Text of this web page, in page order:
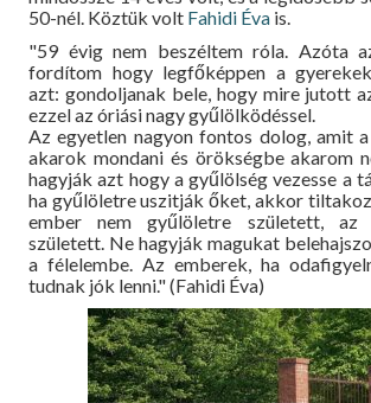
50-nél. Köztük volt Fahidi Éva is.
"59 évig nem beszéltem róla. Azóta
fordítom hogy legfőképpen a
azt: gondoljanak bele, hogy mire jutott
ezzel az óriási nagy gyűlölködéssel.
Az egyetlen nagyon fontos dolog, amit
akarok mondani és örökségbe akarom
hagyják azt hogy a gyűlölség vezesse a
ha gyűlöletre uszitják őket, akkor
ember nem gyűlöletre született, az
született. Ne hagyják magukat
a félelembe. Az emberek, ha
tudnak jók lenni." (Fahidi Éva)